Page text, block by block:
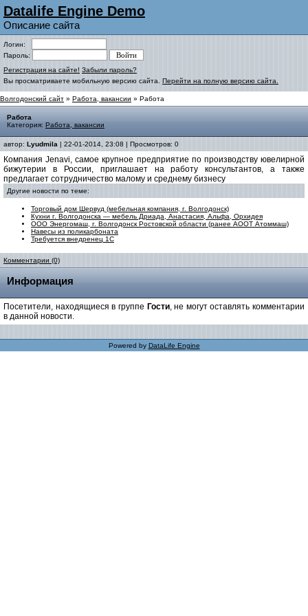
Datalife Engine Demo
Описание сайта
Логин:
Пароль:
Регистрация на сайте! Забыли пароль?
Вы просматриваете мобильную версию сайта. Перейти на полную версию сайта.
Волгодонский сайт » Работа, вакансии » Работа
Работа
Категория: Работа, вакансии
автор: Lyudmila | 22-01-2014, 23:08 | Просмотров: 0
Компания Jenavi, самое крупное предприятие по производству ювелирной
бижутерии в России, приглашает на работу консультантов, а также
предлагает сотрудничество малому и среднему бизнесу
Другие новости по теме:
Торговый дом Шервуд (мебельная компания, г. Волгодонск)
Кухни г. Волгодонска — мебель Дриада, Анастасия, Альфа, Орхидея
ООО Энергомаш, г. Волгодонск Ростовской области (ранее АООТ Атоммаш)
Навесы из поликарбоната
Требуется внедренец 1С
Комментарии (0)
Информация
Посетители, находящиеся в группе Гости, не могут оставлять комментарии
в данной новости.
Powered by DataLife Engine